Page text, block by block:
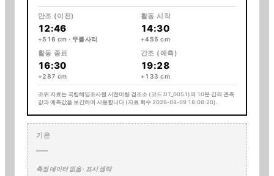
만조 (이전)
12:46
+516 cm · 무릎사리
활동 시작
14:30
+455 cm
활동 종료
16:30
+287 cm
간조 (예측)
19:28
+133 cm
조위 자료는 국립해양조사원 서천마량 검조소(코드 DT_0051)의 10분 간격 관측
값과 예측값을 보간하여 사용합니다(자료 회수 2026-08-09 18:08:20)
기온
—
측정 데이터 없음 · 표시 생략